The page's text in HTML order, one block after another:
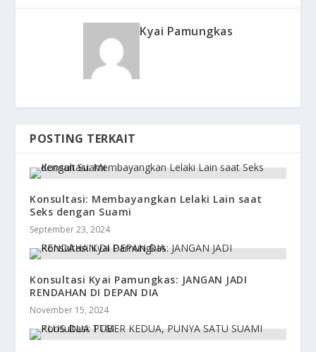
Kyai Pamungkas
POSTING TERKAIT
Konsultasi: Membayangkan Lelaki Lain saat
Seks dengan Suami
September 23, 2024
Konsultasi Kyai Pamungkas: JANGAN JADI
RENDAHAN DI DEPAN DIA
November 15, 2024